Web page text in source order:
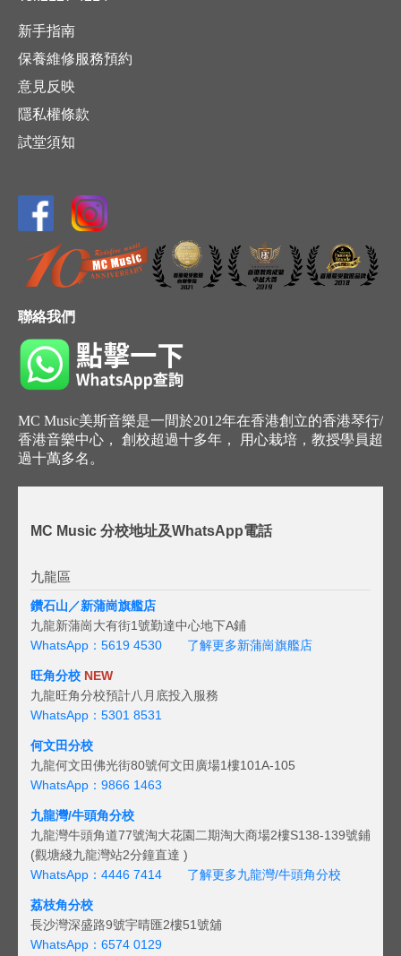
新手指南
保養維修服務預約
意見反映
隱私權條款
試堂須知
聯絡我們
MC Music美斯音樂是一間於2012年在香港創立的香港琴行/
香港音樂中心， 創校超過十多年， 用心栽培，教授學員超
過十萬多名。
MC Music 分校地址及WhatsApp電話
九龍區
鑽石山／新蒲崗旗艦店
九龍新蒲崗大有街1號勤達中心地下A鋪
WhatsApp：5619 4530
了解更多新蒲崗旗艦店
旺角分校 NEW
九龍旺角分校預計八月底投入服務
WhatsApp：5301 8531
何文田分校
九龍何文田佛光街80號何文田廣場1樓101A-105
WhatsApp：9866 1463
九龍灣/牛頭角分校
九龍灣牛頭角道77號淘大花園二期淘大商場2樓S138-139號鋪
(觀塘綫九龍灣站2分鐘直達 )
WhatsApp：4446 7414
了解更多九龍灣/牛頭角分校
荔枝角分校
長沙灣深盛路9號宇晴匯2樓51號舖
WhatsApp：6574 0129